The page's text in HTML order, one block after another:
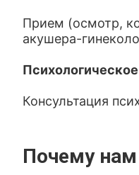
Прием (осмотр,
акушера-
Консультация
Почему